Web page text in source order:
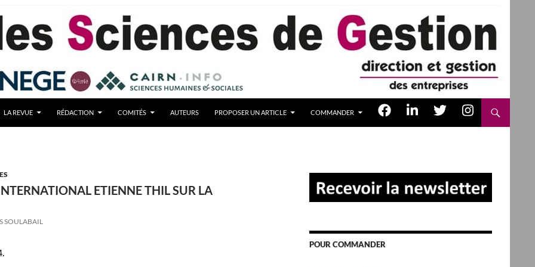
LA REVUE RÉDACTION COMITÉS AUTEURS PROPOSER UN ARTICLE COMMANDER
ETIENNE THIL SUR LA
SOULABAIL
POUR COMMANDER